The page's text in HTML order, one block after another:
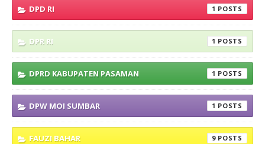
DPD RI 1
DPR RI 1
DPRD KABUPATEN PASAMAN 1
DPW MOI SUMBAR 1
FAUZI BAHAR 9